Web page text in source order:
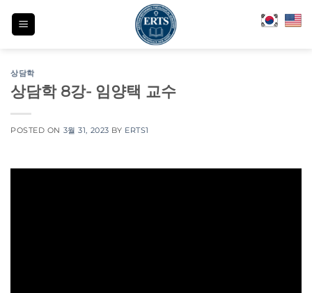
상담학
상담학 8강- 임양택 교수
POSTED ON 3월 31, 2023 BY ERTS1